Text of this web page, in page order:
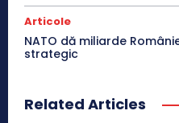
Articole
NATO dă miliarde
strategic
Related Articles